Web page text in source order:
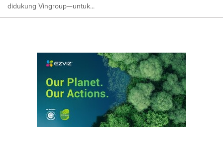
didukung Vingroup—untuk...